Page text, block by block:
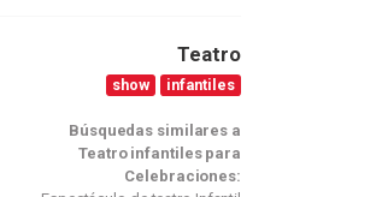
Teatro
show infantiles
Búsquedas similares a
Teatro infantiles para
Celebraciones: